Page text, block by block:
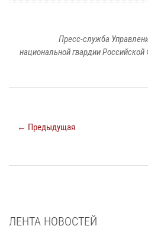
Пресс-служба
национальной гвардии
← Предыдущая
ЛЕНТА НОВОСТЕЙ